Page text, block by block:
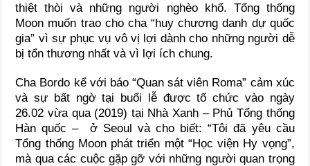
thiệt thòi và những người nghèo khổ. Tổng thống
Moon muốn trao cho cha “huy chương danh dự quốc
gia” vì sự phục vụ vô vị lợi dành cho những người dễ
bị tổn thương nhất và vì lợi ích chung.
Cha Bordo kể với báo “Quan sát viên Roma” cảm xúc
và sự bất ngờ tại buổi lễ được tổ chức vào ngày
26.02 vừa qua (2019) tại Nhà Xanh – Phủ Tổng thống
Hàn quốc – ở Seoul và cho biết: “Tôi đã yêu cầu
Tổng thống Moon phát triển một “Học viện Hy vọng”,
mà qua các cuộc gặp gỡ với những người quan trọng